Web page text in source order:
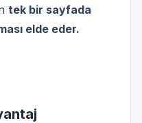
tek bir sayfada
elde eder.